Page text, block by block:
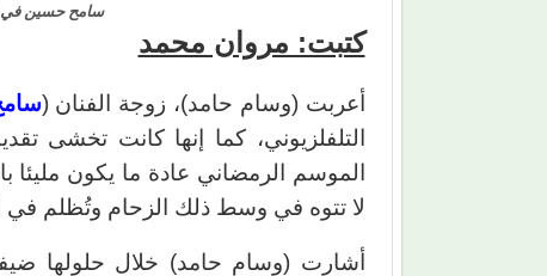
سامح حسين في
كتبت: مروان محمد
أعربت (وسام حامد)، زوجة الفنان (
التلفلزيوني، كما إنها كانت تخشى
الموسم الرمضاني عادة ما يكون مليئا
لا تتوه في وسط ذلك الزحام وتُظلم في
أشارت (وسام حامد) خلال حلولها